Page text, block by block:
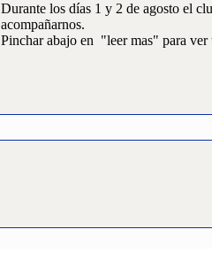
Durante los días 1 y 2 de agosto el
acompañarnos.
Pinchar abajo en "leer mas" para ver